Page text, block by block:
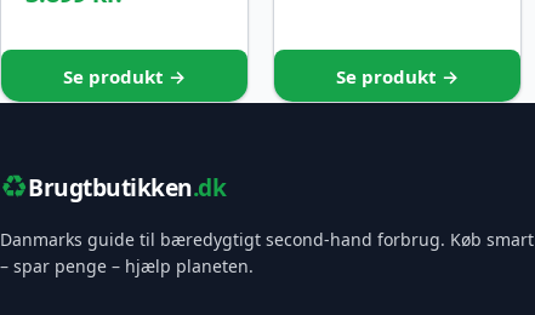
Se produkt → Se produkt →
♻️Brugtbutikken.dk
Danmarks guide til bæredygtigt second-hand forbrug. Køb smart
– spar penge – hjælp planeten.